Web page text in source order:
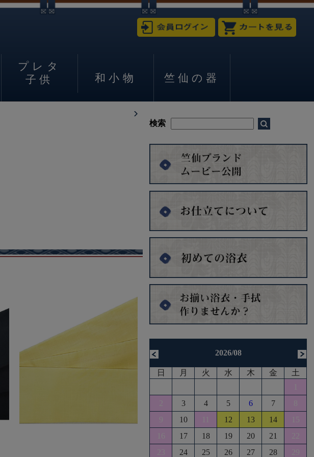
プレタ
子供
和小物 竺仙の器
2026/08
日 月 火 水 木 金
土
1
2
3 4 5 6 7
8
9
10 11 12 13 14
15
16
17 18 19 20 21
22
23
24 25 26 27 28 29